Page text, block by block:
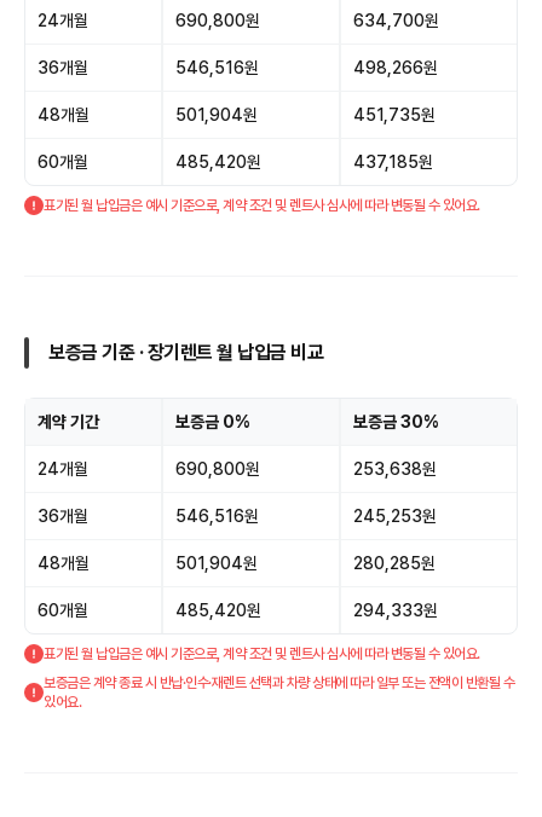
24개월 690,800원 634,700원
36개월 546,516원 498,266원
48개월 501,904원 451,735원
60개월 485,420원 437,185원
표기된 월 납입금은 예시 기준으로, 계약 조건 및 렌트사 심사에 따라 변동될 수 있어요.
보증금 기준 · 장기렌트 월 납입금 비교
계약 기간 보증금 0% 보증금 30%
24개월 690,800원 253,638원
36개월 546,516원 245,253원
48개월 501,904원 280,285원
60개월 485,420원 294,333원
표기된 월 납입금은 예시 기준으로, 계약 조건 및 렌트사 심사에 따라 변동될 수 있어요.
보증금은 계약 종료 시 반납·인수·재렌트 선택과 차량 상태에 따라 일부 또는 전액이 반환될 수
있어요.